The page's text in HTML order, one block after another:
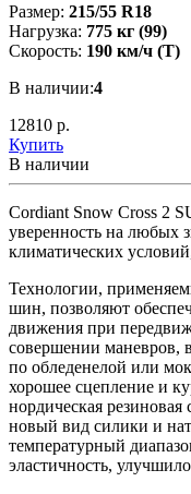
Размер: 215/55 R18
Нагрузка: 775 кг (99)
Скорость: 190 км/ч (T)
В наличии:4
12810 р.
Купить
В наличии
Cordiant Snow Cross 2
уверенность на любых
климатических
Технологии,
шин, позволяют
движения при
совершении маневров,
по обледенелой или
хорошее сцепление и
нордическая
новый вид силики и
температурный
эластичность,